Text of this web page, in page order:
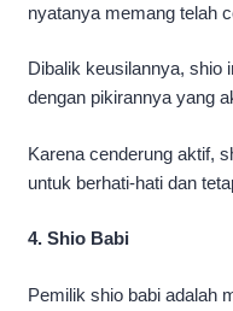
nyatanya memang telah
Dibalik keusilannya, shio
dengan pikirannya yang
Karena cenderung aktif,
untuk berhati-hati dan
4. Shio Babi
Pemilik shio babi adalah